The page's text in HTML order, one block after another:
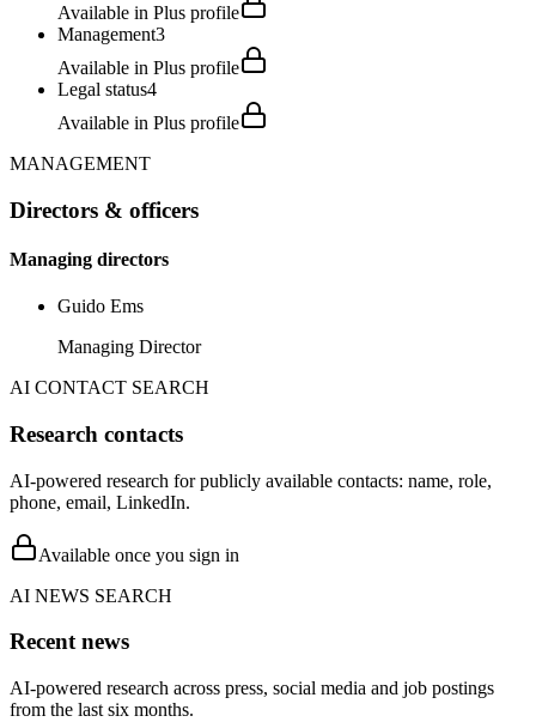
Available in Plus profile
Management3
Available in Plus profile
Legal status4
Available in Plus profile
MANAGEMENT
Directors & officers
Managing directors
Guido Ems
Managing Director
AI CONTACT SEARCH
Research contacts
AI-powered research for publicly available contacts: name, role,
phone, email, LinkedIn.
Available once you sign in
AI NEWS SEARCH
Recent news
AI-powered research across press, social media and job postings
from the last six months.